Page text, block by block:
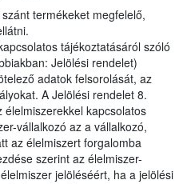
termékeket megfelelő,
tájékoztatásáról szóló
Jelölési rendelet)
adatok felsorolását, az
A Jelölési rendelet 8.
kapcsolatos
vállalkozó az a vállalkozó,
az élelmiszert forgalomba
szerint az élelmiszer-
jelöléséért, ha a jelölési